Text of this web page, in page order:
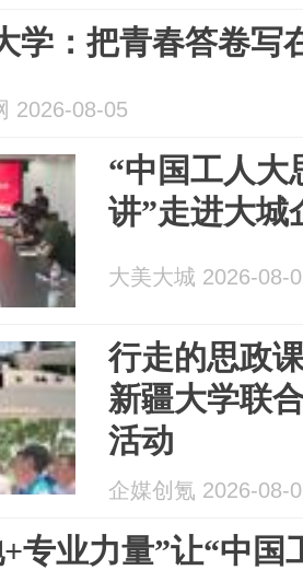
学：把青春答卷写
2026-08-05
“中国工人大
讲”走进大城
大美大城 2026-08-
行走的思政
新疆大学联
活动
企媒创氪 2026-08-
专业力量”让“中国